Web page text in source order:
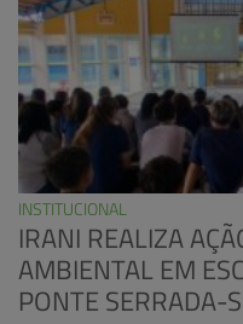
INSTITUCIONAL
IRANI REALIZA
AMBIENTAL EM
PONTE SERRADA-